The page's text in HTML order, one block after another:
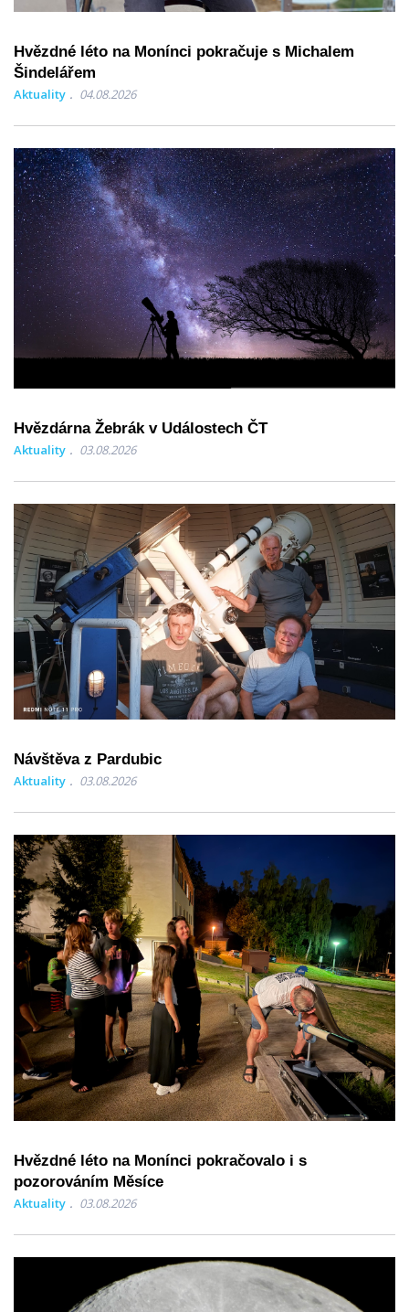
Hvězdné léto na Monínci pokračuje s Michalem
Šindelářem
Aktuality 04.08.2026
Hvězdárna Žebrák v Událostech ČT
Aktuality 03.08.2026
Návštěva z Pardubic
Aktuality 03.08.2026
Hvězdné léto na Monínci pokračovalo i s
pozorováním Měsíce
Aktuality 03.08.2026